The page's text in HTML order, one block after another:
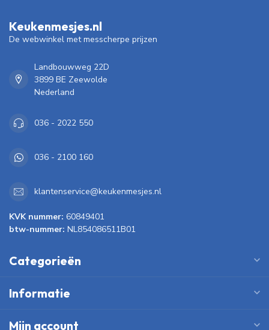
Keukenmesjes.nl
De webwinkel met messcherpe prijzen
Landbouwweg 22D
3899 BE Zeewolde
Nederland
036 - 2022 550
036 - 2100 160
klantenservice@keukenmesjes.nl
KVK nummer: 60849401
btw-nummer: NL854086511B01
Categorieën
Informatie
Mijn account